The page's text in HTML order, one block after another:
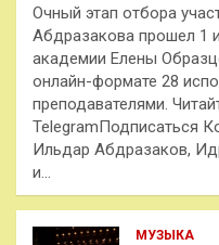
Очный этап отбора
Абдразакова прошел 1
академии Елены
онлайн-формате 28
преподавателями.
TelegramПодписаться
Ильдар Абдразаков,
и…
МУЗЫКА